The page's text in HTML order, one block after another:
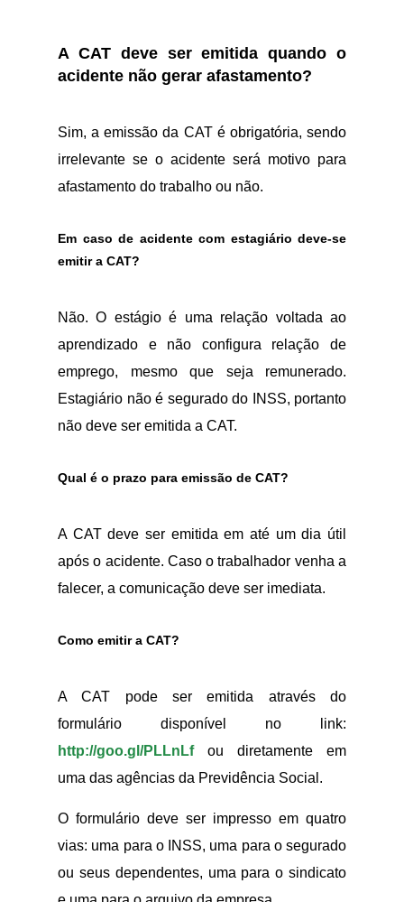
A CAT deve ser emitida quando o
acidente não gerar afastamento?
Sim, a emissão da CAT é obrigatória, sendo
irrelevante se o acidente será motivo para
afastamento do trabalho ou não.
Em caso de acidente com estagiário deve-se
emitir a CAT?
Não. O estágio é uma relação voltada ao
aprendizado e não configura relação de
emprego, mesmo que seja remunerado.
Estagiário não é segurado do INSS, portanto
não deve ser emitida a CAT.
Qual é o prazo para emissão de CAT?
A CAT deve ser emitida em até um dia útil
após o acidente. Caso o trabalhador venha a
falecer, a comunicação deve ser imediata.
Como emitir a CAT?
A CAT pode ser emitida através do
formulário disponível no link:
http://goo.gl/PLLnLfou diretamente em
uma das agências da Previdência Social.
O formulário deve ser impresso em quatro
vias: uma para o INSS, uma para o segurado
ou seus dependentes, uma para o sindicato